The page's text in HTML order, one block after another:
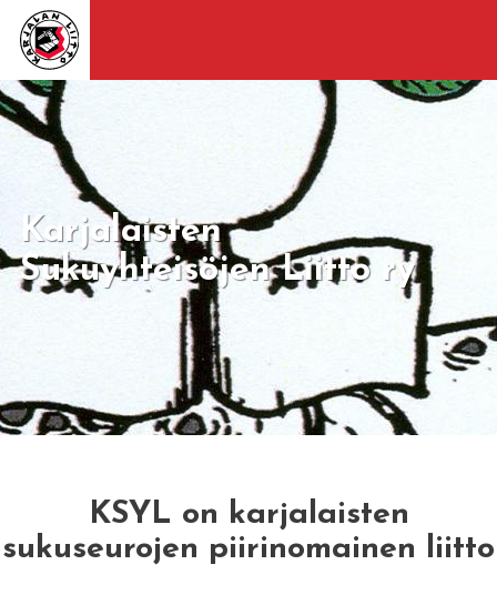
Karjalaisten
Sukuyhteisöjen Liitto ry
KSYL on karjalaisten
sukuseurojen piirinomainen liitto